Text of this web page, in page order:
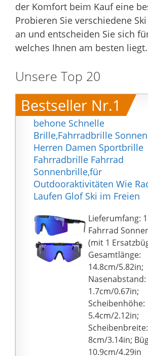
der Komfort beim Kauf eine
Probieren Sie verschiedene
an und entscheiden Sie sich
welches Ihnen am besten liegt.
Unsere Top 20
Bestseller Nr.1
behone Schnelle
Brille,Fahrradbrille
Herren Damen Sportbrille
Fahrradbrille Fahrrad
Sonnenbrille,für
Outdooraktivitäten Wie
Laufen Glof Ski im Freien
Lieferumfang:
Fahrrad
(mit 1
Gesamtlänge:
14.8cm/5.82in;
Nasenabstand:
1.7cm/0.67in;
Scheibenhöhe:
5.4cm/2.12in;
Scheibenbreite:
8cm/3.14in;
10.9cm/4.29in